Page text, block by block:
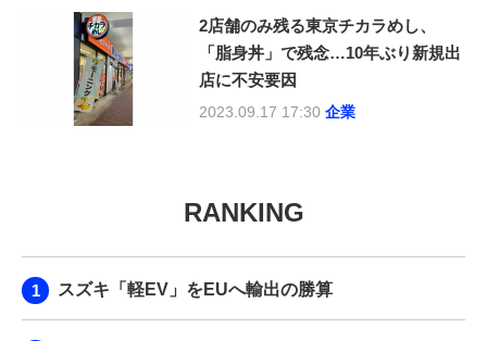
2店舗のみ残る東京チカラめし、
「脂身丼」で残念…10年ぶり新規出
店に不安要因
2023.09.17 17:30 企業
RANKING
スズキ「軽EV」をEUへ輸出の勝算